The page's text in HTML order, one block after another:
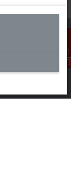
联系我们